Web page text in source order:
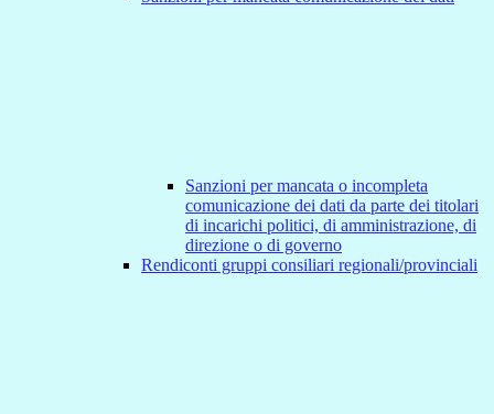
Sanzioni per mancata o incompleta
comunicazione dei dati da parte dei titolari
di incarichi politici, di amministrazione, di
direzione o di governo
Rendiconti gruppi consiliari regionali/provinciali